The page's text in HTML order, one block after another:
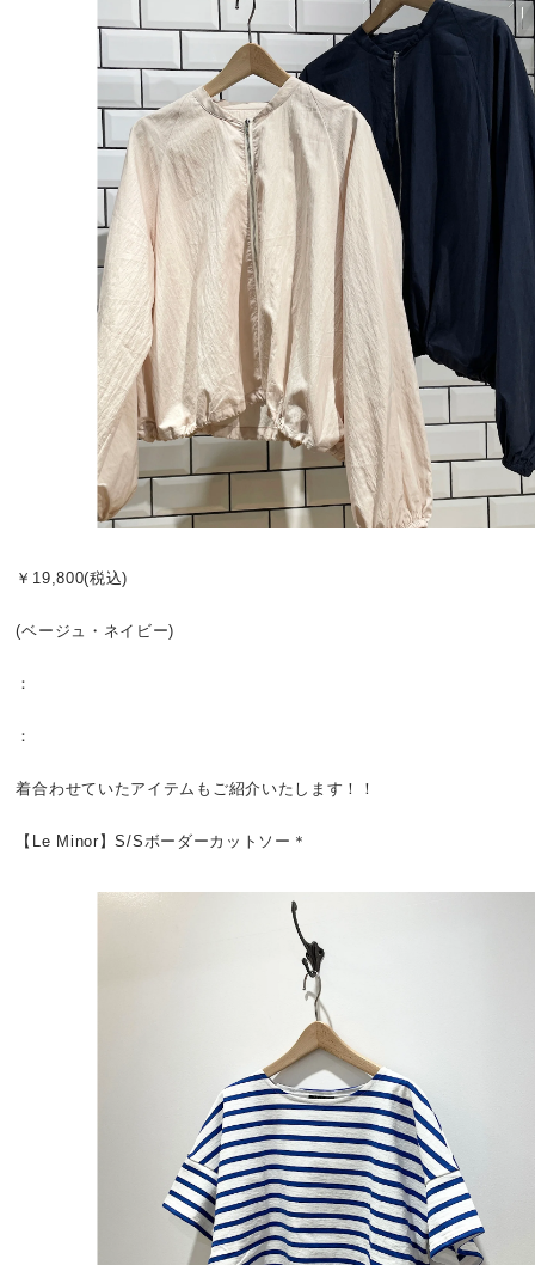
￥19,800(税込)
(ベージュ・ネイビー)
：
：
着合わせていたアイテムもご紹介いたします！！
【Le Minor】S/Sボーダーカットソー＊